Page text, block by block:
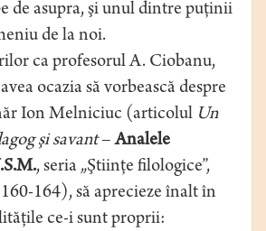
de asupra, şi unul dintre puţinii
de la noi.
ca profesorul A. Ciobanu,
ocazia să vorbească despre
Ion Melniciuc (articolul Un
şi savant–Analele
, seria „Ştiinţe filologice”,
164), să aprecieze înalt în
ce-i sunt proprii: